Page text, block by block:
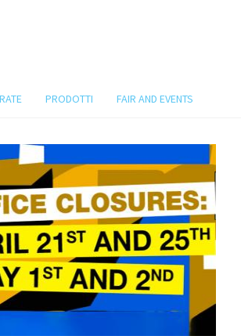
PRODOTTI FAIR AND EVENTS